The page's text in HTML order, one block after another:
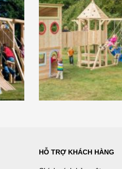
HỖ TRỢ KHÁCH HÀNG